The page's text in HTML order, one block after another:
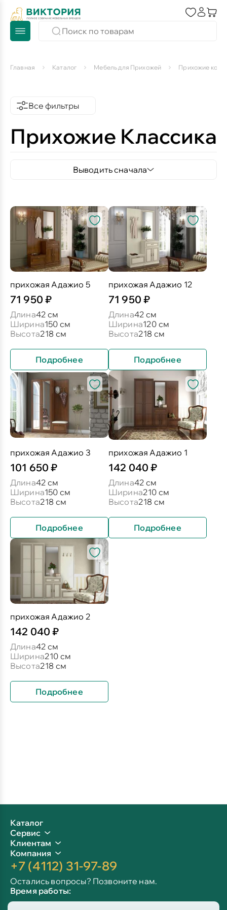
Главная Каталог Мебель для Прихожей Прихожие
Все фильтры
Прихожие Классика
Выводить сначала
прихожая Адажио 5
71 950 ₽
Длина42 см
Ширина150 см
Высота218 см
Подробнее
прихожая Адажио 12
71 950 ₽
Длина42 см
Ширина120 см
Высота218 см
Подробнее
прихожая Адажио 3
101 650 ₽
Длина42 см
Ширина150 см
Высота218 см
Подробнее
прихожая Адажио 1
142 040 ₽
Длина42 см
Ширина210 см
Высота218 см
Подробнее
прихожая Адажио 2
142 040 ₽
Длина42 см
Ширина210 см
Высота218 см
Подробнее
Каталог
Сервис
Клиентам
Компания
+7 (4112) 31-97-89
Остались вопросы? Позвоните нам.
Время работы: